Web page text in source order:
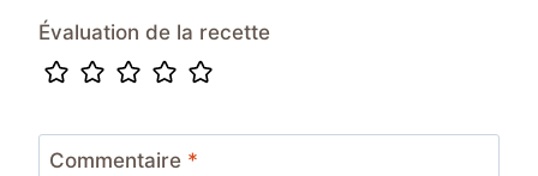
Évaluation de la recette
Commentaire *